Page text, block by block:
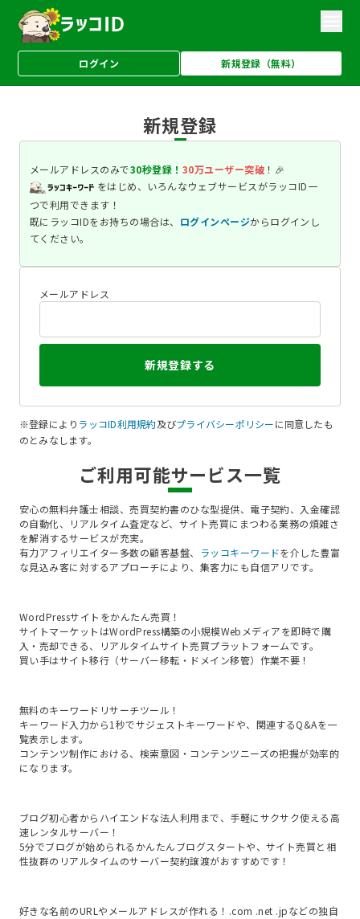
ログイン 新規登録（無料）
新規登録
メールアドレスのみで30秒登録！ 30万ユーザー突破 ！🎉
をはじめ、いろんなウェブサービスがラッコID一
つで利用できます！
既にラッコIDをお持ちの場合は、 ログインページからログインし
てください。
メールアドレス
新規登録する
※登録により ラッコID利用規約及びプライバシーポリシーに同意したも
のとみなします。
ご利用可能サービス一覧
安心の無料弁護士相談、売買契約書のひな型提供、電子契約、入金確認
の自動化、リアルタイム査定など、サイト売買にまつわる業務の煩雑さ
を解消するサービスが充実。
有力アフィリエイター多数の顧客基盤、
ラッコキーワードを介した豊富
な見込み客に対するアプローチにより、集客力にも自信アリです。
WordPressサイトをかんたん売買！
サイトマーケットはWordPress構築の小規模Webメディアを即時で購
入・売却できる、リアルタイムサイト売買プラットフォームです。
買い手はサイト移行（サーバー移転・ドメイン移管）作業不要！
無料のキーワードリサーチツール！
キーワード入力から1秒でサジェストキーワードや、関連するQ&Aを一
覧表示します。
コンテンツ制作における、検索意図・コンテンツニーズの把握が効率的
になります。
ブログ初心者からハイエンドな法人利用まで、手軽にサクサク使える高
速レンタルサーバー！
5分でブログが始められるかんたんブログスタートや、サイト売買と相
性抜群のリアルタイムのサーバー契約譲渡がおすすめです！
好きな名前のURLやメールアドレスが作れる！.com .net .jpなどの独自